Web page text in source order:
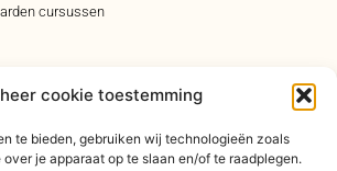
cookie toestemming
te bieden, gebruiken wij technologieën zoals
je apparaat op te slaan en/of te raadplegen.
cursussen